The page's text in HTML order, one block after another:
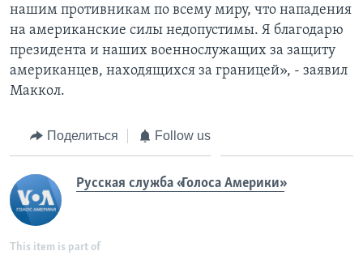
нашим противникам по всему миру, что нападения
на американские силы недопустимы. Я благодарю
президента и наших военнослужащих за защиту
американцев, находящихся за границей», - заявил
Маккол.
Поделиться Follow us
Русская служба «Голоса Америки»
This item is part of